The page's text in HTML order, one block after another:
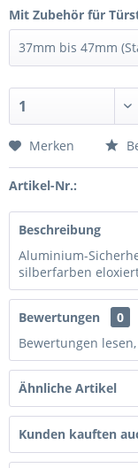
Mit Zubehör für
Merken
Artikel-Nr.:
Beschreibung
Aluminium-
silberfarben
Bewertungen
0
Bewertungen
Ähnliche Artikel
Kunden kauften